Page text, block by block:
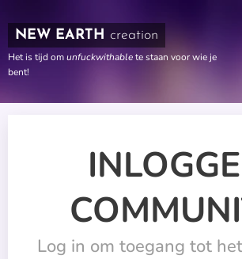
NEW EARTH creation
Het is tijd omunfuckwithablete staan voor wie je
bent!
Log in om toegang tot